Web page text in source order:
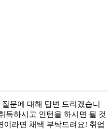
문에 대해 답변 드리겠습니
득하시고 인턴을 하시면 될 것
이라면 채택 부탁드려요! 취업